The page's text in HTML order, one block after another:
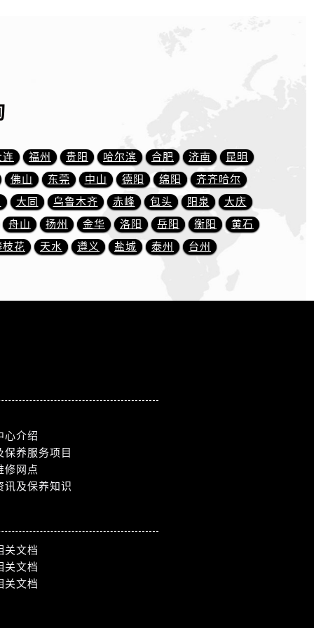
连 福州 贵阳 哈尔滨 合肥 济南
昆明
佛山
东莞 中山 德阳 绵阳
齐齐哈尔
大同 乌鲁木齐 赤峰 包头 阳泉
大庆
舟山
扬州 金华 洛阳 岳阳 衡阳
黄石
枝花
天水 遵义 盐城 泰州 台州
心介绍
保养服务项目
修网点
讯及保养知识
关文档
关文档
关文档